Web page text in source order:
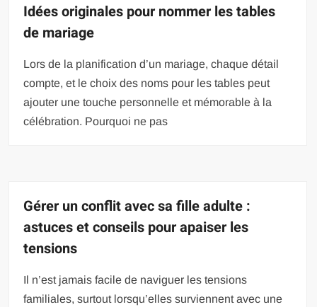
Idées originales pour nommer les tables
de mariage
Lors de la planification d’un mariage, chaque détail
compte, et le choix des noms pour les tables peut
ajouter une touche personnelle et mémorable à la
célébration. Pourquoi ne pas
Gérer un conflit avec sa fille adulte :
astuces et conseils pour apaiser les
tensions
Il n’est jamais facile de naviguer les tensions
familiales, surtout lorsqu’elles surviennent avec une